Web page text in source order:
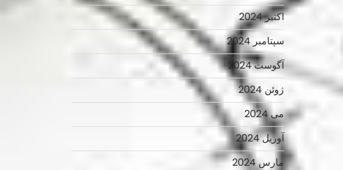
اکتبر 2024
سپتامبر 2024
آگوست 2024
ژوئن 2024
می 2024
آوریل 2024
مارس 2024